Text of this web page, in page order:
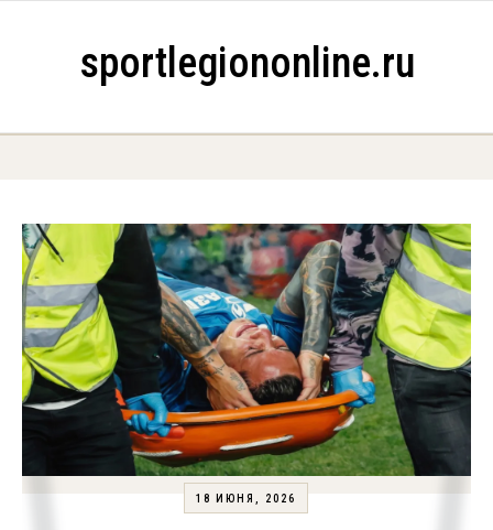
sportlegiononline.ru
18 ИЮНЯ, 2026